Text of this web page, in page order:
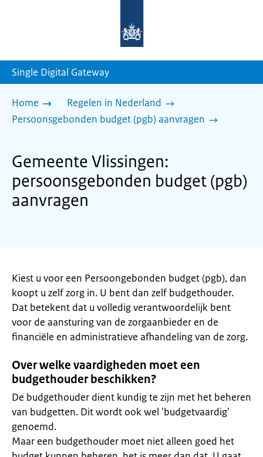
homepage
Single Digital Gateway
Home
Regelen in Nederland
Persoonsgebonden budget (pgb) aanvragen
Gemeente Vlissingen:
persoonsgebonden budget (pgb)
aanvragen
Kiest u voor een Persoongebonden budget (pgb), dan
koopt u zelf zorg in. U bent dan zelf budgethouder.
Dat betekent dat u volledig verantwoordelijk bent
voor de aansturing van de zorgaanbieder en de
financiële en administratieve afhandeling van de zorg.
Over welke vaardigheden moet een
budgethouder beschikken?
De budgethouder dient kundig te zijn met het beheren
van budgetten. Dit wordt ook wel 'budgetvaardig'
genoemd.
Maar een budgethouder moet niet alleen goed het